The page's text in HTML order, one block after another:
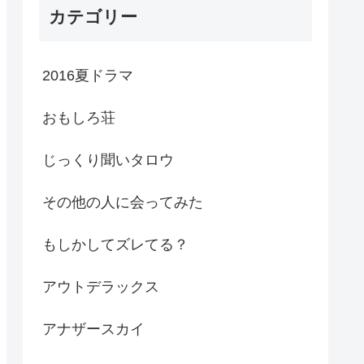
カテゴリー
2016夏ドラマ
おもしろ荘
じっくり聞いタロウ
その他の人に会ってみた
もしかしてズレてる？
アウトデラックス
アナザースカイ